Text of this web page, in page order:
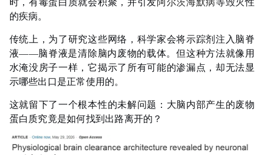
时，有毒蛋白质就会积聚，并引发阿尔茨海默病等毁灭性
的疾病。
传统上，为了研究这些网络，科学家会将示踪剂注入脑脊
液——脑脊液是清除脑内废物的载体。但这种方法就像用
水淹没房子一样，它揭示了所有可能的渗漏点，却无法显
示哪些出口是正常使用的。
这就留下了一个根本性的未解问题：大脑内部产生的废物
蛋白质究竟是如何找到出路离开的？